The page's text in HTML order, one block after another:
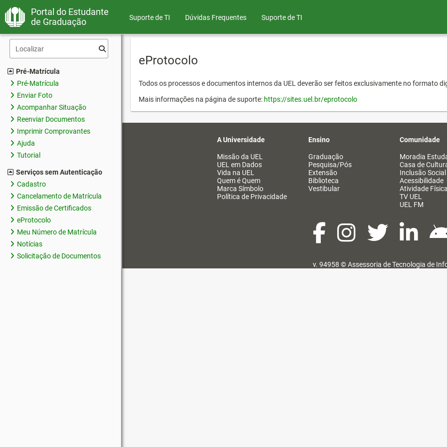
Portal do Estudante
de Graduação
Suporte de TI Dúvidas Frequentes Suporte de TI
Pré-Matrícula
Pré-Matrícula
Enviar Foto
Acompanhar Situação
Reenviar Documentos
Imprimir Comprovantes
Ajuda
Tutorial
Serviços sem Autenticação
Cadastro
Cancelamento de Matrícula
Emissão de Certificados
eProtocolo
Meu Número de Matrícula
Notícias
Solicitação de Documentos
eProtocolo
Todos os processos e documentos internos da UEL deverão ser feitos exclusivamente no formato
Mais informações na página de suporte: https://sites.uel.br/eprotocolo
A Universidade
Missão da UEL
UEL em Dados
Vida na UEL
Quem é Quem
Marca Símbolo
Política de Privacidade
Ensino
Graduação
Pesquisa/Pós
Extensão
Biblioteca
Vestibular
Comunidade
Moradia
Casa de
Inclusão Social
Acessibilidade
Atividade Física
TV UEL
UEL FM
v. 94958 ©Assessoria de Tecnologia de